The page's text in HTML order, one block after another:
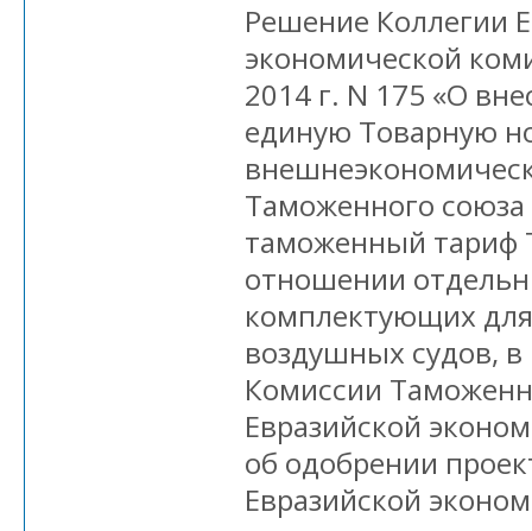
Решение Коллегии
экономической
2014 г. N 175 «О
единую Товарную
Таможенного
таможенный тариф
отношении
комплектующих
воздушных судов,
Комиссии
Евразийской
об одобрении
Евразийской